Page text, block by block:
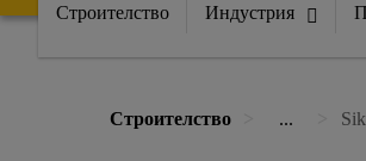
Строителство Индустрия
Строителство ...